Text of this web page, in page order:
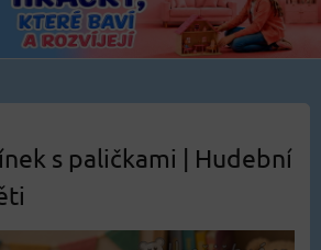
s paličkami | Hudební